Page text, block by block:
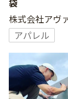
株式会社アヴ
アパレル